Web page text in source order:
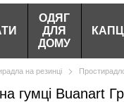
ОДЯГ
ДЛЯ
ДОМУ
КАПЦІ
на резинці
гумці Buanart